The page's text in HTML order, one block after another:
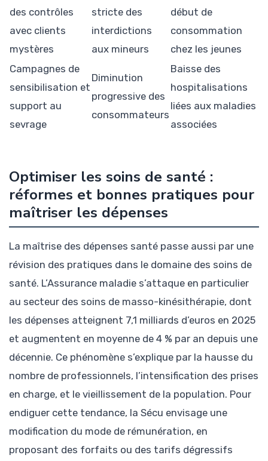
des contrôles
avec clients
mystères
stricte des
interdictions
aux mineurs
début de
consommation
chez les jeunes
Campagnes de
sensibilisation et
support au
sevrage
Diminution
progressive des
consommateurs
Baisse des
hospitalisations
liées aux maladies
associées
Optimiser les soins de santé :
réformes et bonnes pratiques pour
maîtriser les dépenses
La maîtrise des dépenses santé passe aussi par une
révision des pratiques dans le domaine des soins de
santé. L’Assurance maladie s’attaque en particulier
au secteur des soins de masso-kinésithérapie, dont
les dépenses atteignent 7,1 milliards d’euros en 2025
et augmentent en moyenne de 4 % par an depuis une
décennie. Ce phénomène s’explique par la hausse du
nombre de professionnels, l’intensification des prises
en charge, et le vieillissement de la population. Pour
endiguer cette tendance, la Sécu envisage une
modification du mode de rémunération, en
proposant des forfaits ou des tarifs dégressifs